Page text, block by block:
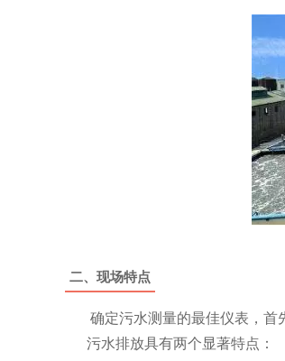
二、现场特点
确定污水测量的最佳仪表，首先
污水排放具有两个显著特点：